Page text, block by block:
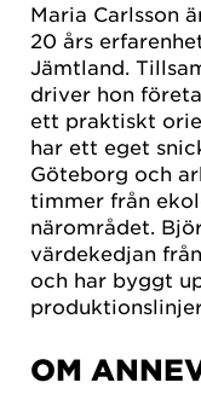
Maria Carlsson
20 års
Jämtland.
driver hon
ett praktiskt
har ett eget
Göteborg och
timmer från
närområdet.
värdekedjan
och har byggt
OM